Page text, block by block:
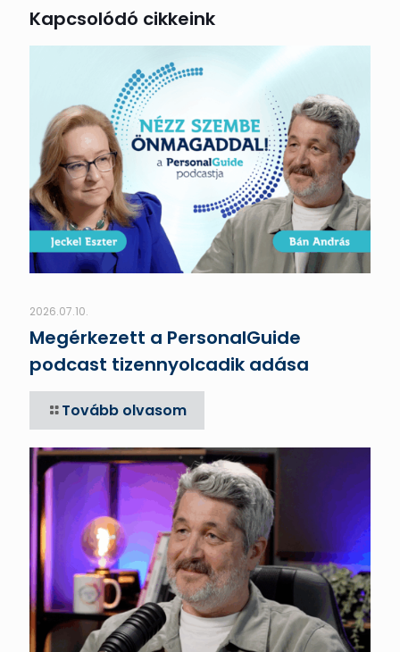
Kapcsolódó cikkeink
2026.07.10.
Megérkezett a PersonalGuide
podcast tizennyolcadik adása
Tovább olvasom